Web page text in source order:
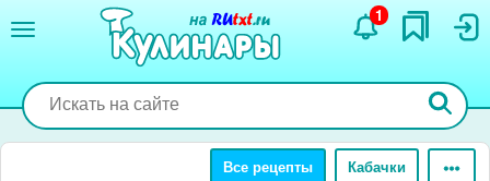
содержанию
1
Все рецепты Кабачки